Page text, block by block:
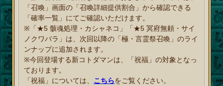
「召喚」画面の「召喚詳細提供割合」から確認できる
「確率一覧」にてご確認いただけます。
※「★5 骸魂処理・カシャネコ」「★5 冥府無頼・サイ
ノクワバラ」は、次回以降の「極・言霊祭召喚」のライ
ンナップに追加されます。
※今回登場する新コトダマンは、「祝福」の対象となっ
ております。
「祝福」については、 こちらをご覧ください。